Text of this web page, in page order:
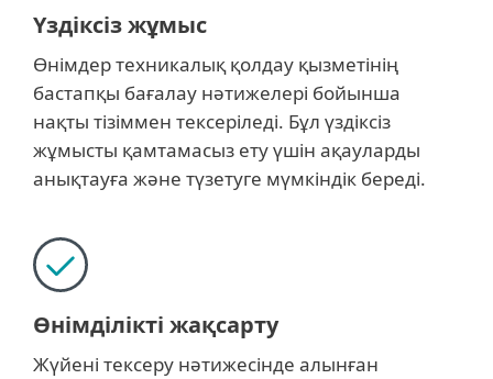
Үздіксіз жұмыс
Өнімдер техникалық қолдау қызметінің
бастапқы бағалау нәтижелері бойынша
нақты тізіммен тексеріледі. Бұл үздіксіз
жұмысты қамтамасыз ету үшін ақауларды
анықтауға және түзетуге мүмкіндік береді.
Өнімділікті жақсарту
Жүйені тексеру нәтижесінде алынған